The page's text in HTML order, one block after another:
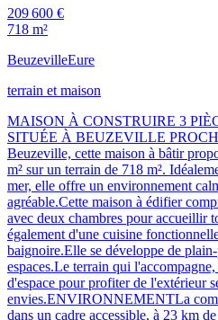
209 600 €
718 m²
BeuzevilleEure
terrain et maison
MAISON À CONSTRUIRE 3
SITUÉE À BEUZEVILLE
Beuzeville, cette maison à bâtir
m² sur un terrain de 718 m².
mer, elle offre un environnement
agréable.Cette maison à édifier
avec deux chambres pour accueillir
également d'une cuisine
baignoire.Elle se développe de
espaces.Le terrain qui
d'espace pour profiter de l'extérieur
envies.ENVIRONNEMENTLa
dans un cadre accessible, à 23 km